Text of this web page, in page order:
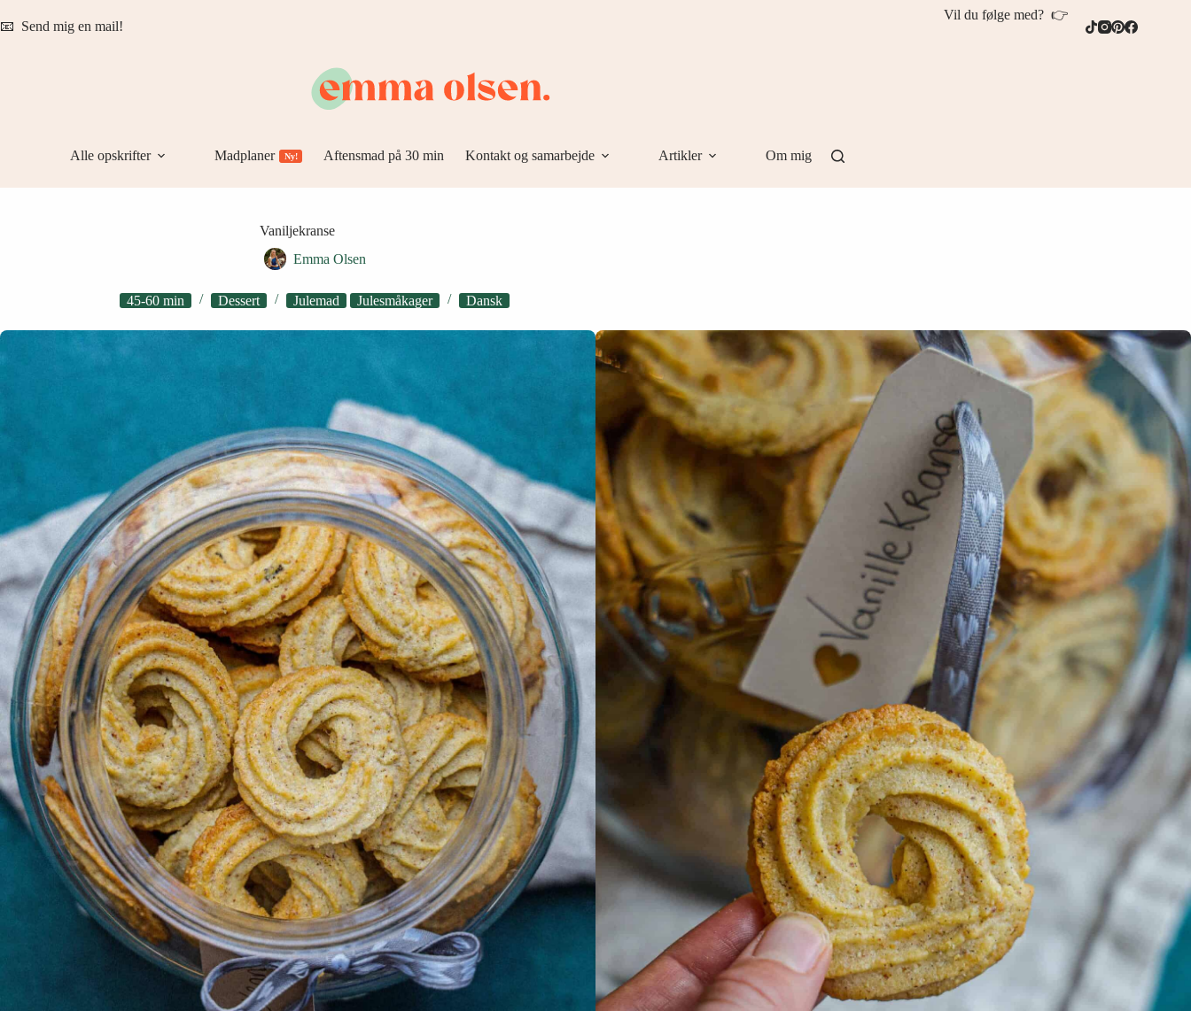
til
📧 Send mig en mail!
Vil du følge med? 👉
Alle opskrifter Madplaner Ny! Aftensmad på 30 min Kontakt og samarbejde Artikler Om mig
Vaniljekranse
Emma Olsen
45-60 min Dessert Julemad Julesmåkager Dansk